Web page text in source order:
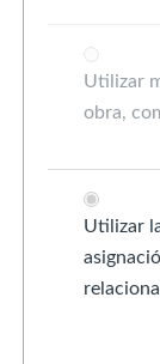
Utilizar
obra,
Utilizar